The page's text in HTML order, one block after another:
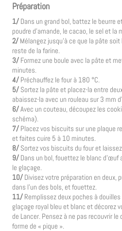
Préparation
1/ Dans un grand bol, battez le beurre
poudre d’amande, le cacao, le sel et la
2/ Mélangez jusqu’à ce que la pâte
reste de la farine.
3/ Formez une boule avec la pâte et
minutes.
4/ Préchauffez le four à 180 °C.
5/ Sortez la pâte et placez-la entre
abaissez-la avec un rouleau sur 3 mm
6/Avec un couteau, découpez les
schéma).
7/ Placez vos biscuits sur une plaque
et faites cuire 5 à 10 minutes.
8/ Sortez vos biscuits du four et
9/ Dans un bol, fouettez le blanc d’œuf
le glaçage.
10/ Divisez votre préparation en deux,
dans l’un des bols, et fouettez.
11/ Remplissez deux poches à
glaçage royal bleu et blanc et décorez
de Lancer. Pensez à ne pas recouvrir
forme de « pique ».